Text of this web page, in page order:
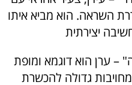
השראה. הוא מביא איתו
יצירתית
– ערן הוא דוגמא ומופת
גדולה להכשרת